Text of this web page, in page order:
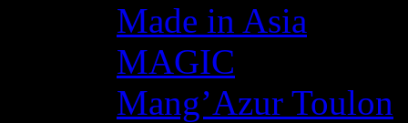
Made in Asia
MAGIC
Mang’Azur Toulon